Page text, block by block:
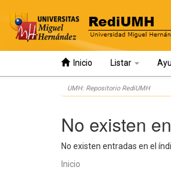
Inicio Listar
UMH: Repositorio RediUMH
No existen
No existen entradas en el
Inicio